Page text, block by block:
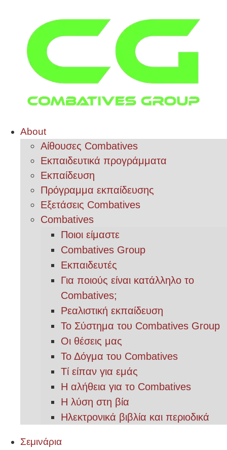
About
Αίθουσες Combatives
Εκπαιδευτικά προγράμματα
Εκπαίδευση
Πρόγραμμα εκπαίδευσης
Εξετάσεις Combatives
Combatives
Ποιοι είμαστε
Combatives Group
Εκπαιδευτές
Για ποιούς είναι κατάλληλο το
Combatives;
Ρεαλιστική εκπαίδευση
Το Σύστημα του Combatives Group
Οι θέσεις μας
Το Δόγμα του Combatives
Τί είπαν για εμάς
Η αλήθεια για το Combatives
Η λύση στη βία
Ηλεκτρονικά βιβλία και περιοδικά
Σεμινάρια